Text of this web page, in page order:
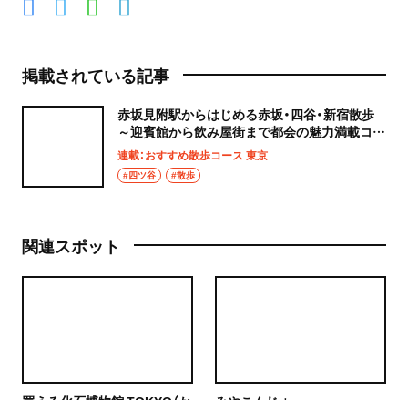
掲載されている記事
赤坂見附駅からはじめる赤坂・四谷・新宿散歩
～迎賓館から飲み屋街まで都会の魅力満載コー
ス
連載：おすすめ散歩コース 東京
#四ツ谷 #散歩
関連スポット